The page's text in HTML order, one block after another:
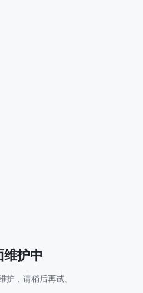
维护中
护，请稍后再试。